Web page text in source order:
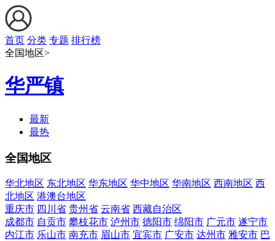
首页 分类 专题 排行榜
全国地区>
华严镇
最新
最热
全国地区
华北地区 东北地区 华东地区 华中地区 华南地区 西南地区 西
北地区 港澳台地区
重庆市 四川省 贵州省 云南省 西藏自治区
成都市 自贡市 攀枝花市 泸州市 德阳市 绵阳市 广元市 遂宁市
内江市 乐山市 南充市 眉山市 宜宾市 广安市 达州市 雅安市 巴